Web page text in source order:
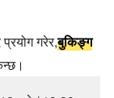
गरेर,बुकिङ्ग